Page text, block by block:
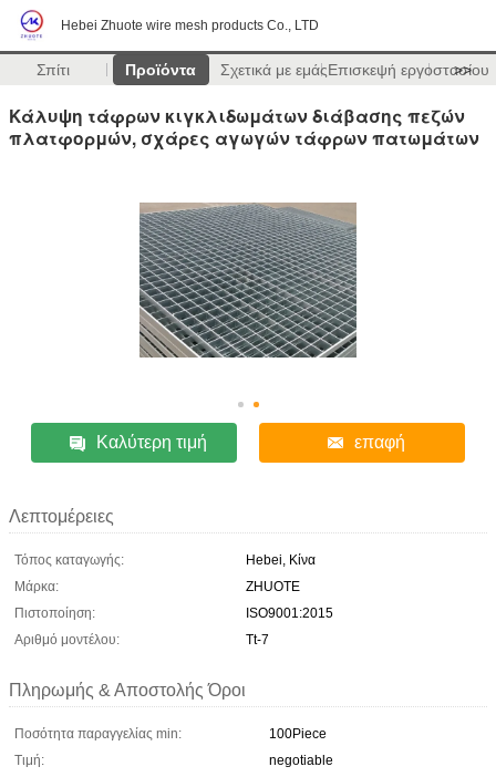
Hebei Zhuote wire mesh products Co., LTD
Σπίτι Προϊόντα Σχετικά με εμάςΕπισκεψή εργοστασίου
>>
Κάλυψη τάφρων κιγκλιδωμάτων διάβασης πεζών
πλατφορμών, σχάρες αγωγών τάφρων πατωμάτων
Καλύτερη τιμή επαφή
Λεπτομέρειες
Τόπος καταγωγής:
Hebei, Κίνα
Μάρκα:
ZHUOTE
Πιστοποίηση:
ISO9001:2015
Αριθμό μοντέλου:
Tt-7
Πληρωμής & Αποστολής Όροι
Ποσότητα παραγγελίας min:
100Piece
Τιμή:
negotiable